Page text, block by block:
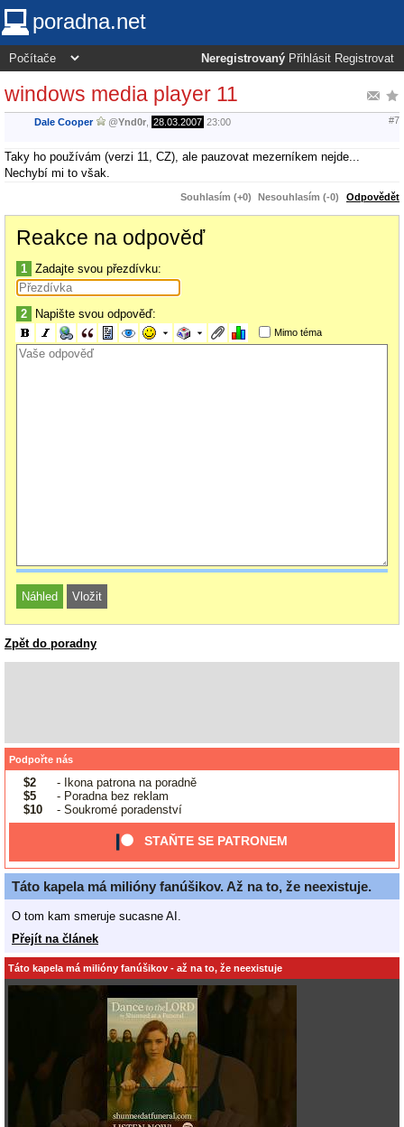
poradna.net
Neregistrovaný Přihlásit Registrovat
windows media player 11
Dale Cooper @Ynd0r 28.03.2007 23:00 #7
Taky ho používám (verzi 11, CZ), ale pauzovat mezerníkem nejde...
Nechybí mi to však.
Souhlasím (+0) Nesouhlasím (-0) Odpovědět
Reakce na odpověď
1 Zadajte svou přezdívku:
2 Napište svou odpověď:
Mimo téma
Zpět do poradny
Podpořte nás
$2
- Ikona patrona na poradně
$5
- Poradna bez reklam
$10
- Soukromé poradenství
STAŇTE SE PATRONEM
Táto kapela má milióny fanúšikov. Až na to, že neexistuje.
O tom kam smeruje sucasne AI.
Přejít na článek
Táto kapela má milióny fanúšikov - až na to, že neexistuje